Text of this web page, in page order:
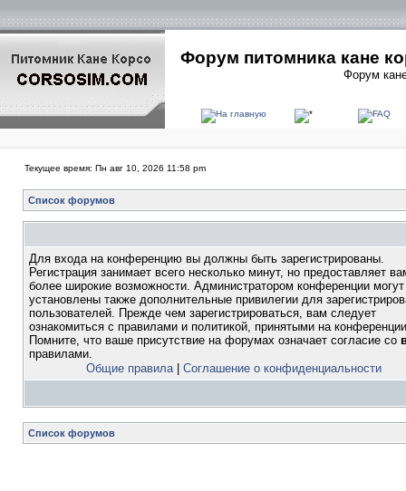
Форум питомника кане
Форум
Текущее время: Пн авг 10, 2026 11:58 pm
Список форумов
Для входа на конференцию вы должны быть зарегистрированы.
Регистрация занимает всего несколько минут, но предоставляет
более широкие возможности. Администратором конференции
установлены также дополнительные привилегии для
пользователей. Прежде чем зарегистрироваться, вам следует
ознакомиться с правилами и политикой, принятыми на
Помните, что ваше присутствие на форумах означает согласие со
правилами.
Общие правила| Соглашение о конфиденциальности
Список форумов